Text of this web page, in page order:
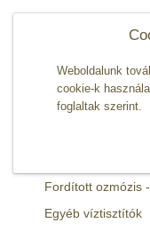
Weboldalunk
cookie-k
foglaltak szerint.
Fordított ozmózis
Egyéb víztisztítók